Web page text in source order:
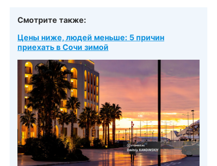
Смотрите также:
Цены ниже, людей меньше: 5 причин
приехать в Сочи зимой